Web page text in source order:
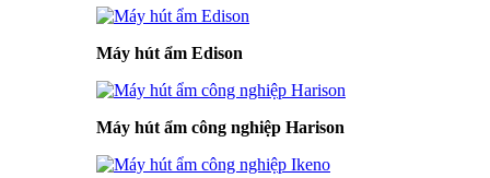
Máy hút ẩm Edison
Máy hút ẩm công nghiệp Harison